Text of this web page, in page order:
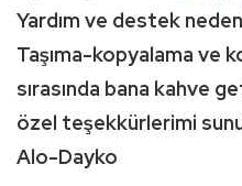
Yardım ve destek
Taşıma-kopyalama ve
sırasında bana kahve
özel teşekkürlerimi
Alo-Dayko